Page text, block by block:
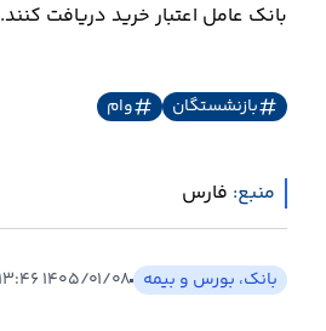
بانک عامل اعتبار خرید دریافت کنند.
بازنشستگان وام
منبع: فارس
بانک، بورس و بیمه ۱۴۰۵/۰۱/۰۸ ۲۰:۱۳:۴۶